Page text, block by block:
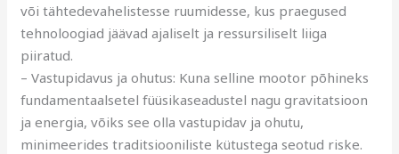
või tähtedevahelistesse ruumidesse, kus praegused
tehnoloogiad jäävad ajaliselt ja ressursiliselt liiga
piiratud.
– Vastupidavus ja ohutus: Kuna selline mootor põhineks
fundamentaalsetel füüsikaseadustel nagu gravitatsioon
ja energia, võiks see olla vastupidav ja ohutu,
minimeerides traditsiooniliste kütustega seotud riske.